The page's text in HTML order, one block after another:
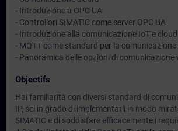
- Introduzione a OPC UA
- Controllori SIMATIC come server OPC UA
- Introduzione alla comunicazione IoT e cloud
- MQTT come standard per la comunicazione
- Panoramica delle opzioni di comunicazione
Objectifs
Hai familiarità con diversi standard di
IP, sei in grado di implementarli in modo
SIMATIC e di soddisfare efficacemente i